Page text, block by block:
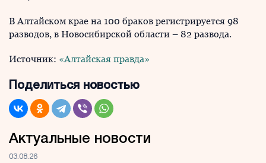
В Алтайском крае на 100 браков регистрируется 98
разводов, в Новосибирской области – 82 развода.
Источник: «Алтайская правда»
Поделиться новостью
Актуальные новости
03.08.26